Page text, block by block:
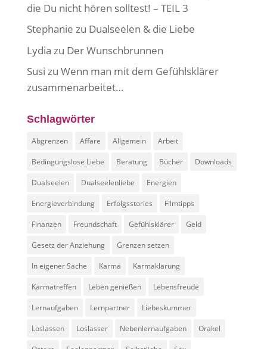
die Du nicht hören solltest! – TEIL 3
Stephanie zu Dualseelen & die Liebe
Lydia zu Der Wunschbrunnen
Susi zu Wenn man mit dem Gefühlsklärer
zusammenarbeitet…
Schlagwörter
Abgrenzen Affäre Allgemein Arbeit
Bedingungslose Liebe Beratung Bücher Downloads
Dualseelen Dualseelenliebe Energien
Energieverbindung Erfolgsstories Filmtipps
Finanzen Freundschaft Gefühlsklärer Geld
Gesetz der Anziehung Grenzen setzen
In eigener Sache Karma Karmaklärung
Karmatreffen Leben genießen Lebensfreude
Lernaufgaben Lernpartner Liebeskummer
Loslassen Loslasser Nebenlernaufgaben Orakel